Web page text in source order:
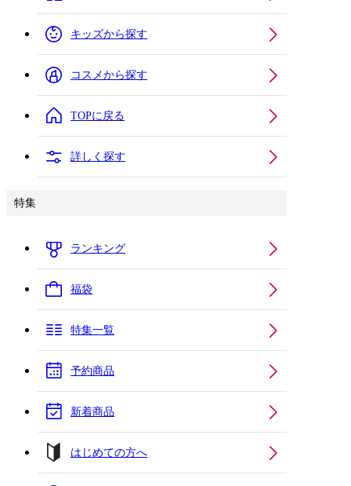
キッズから探す
コスメから探す
TOPに戻る
詳しく探す
特集
ランキング
福袋
特集一覧
予約商品
新着商品
はじめての方へ